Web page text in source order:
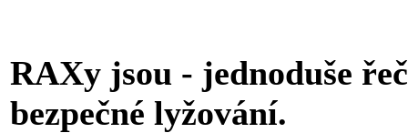
RAXy jsou - jednoduše
bezpečné lyžování.